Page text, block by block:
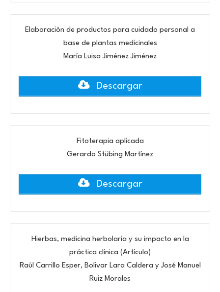
Elaboración de productos para cuidado personal a
base de plantas medicinales
María Luisa Jiménez Jiménez
Descargar
Fitoterapia aplicada
Gerardo Stübing Martínez
Descargar
Hierbas, medicina herbolaria y su impacto en la
práctica clínica (Artículo)
Raúl Carrillo Esper, Bolivar Lara Caldera y José Manuel
Ruiz Morales